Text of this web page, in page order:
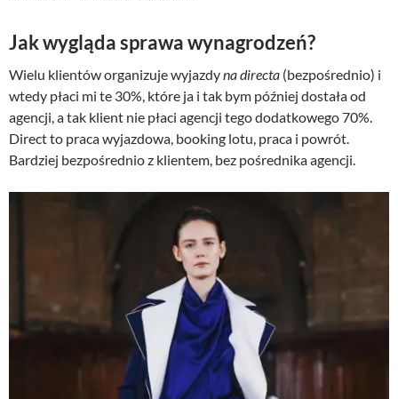
Jak wygląda sprawa wynagrodzeń?
Wielu klientów organizuje wyjazdyna directa (bezpośrednio) i
wtedy płaci mi te 30%, które ja i tak bym później dostała od
agencji, a tak klient nie płaci agencji tego dodatkowego 70%.
Direct to praca wyjazdowa, booking lotu, praca i powrót.
Bardziej bezpośrednio z klientem, bez pośrednika agencji.